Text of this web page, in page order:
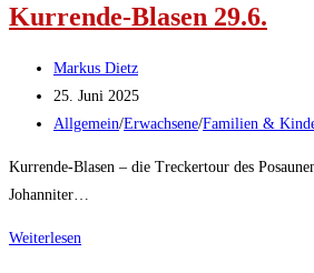
Kurrende-Blasen 29.6.
Beitrags-
Autor:
Markus Dietz
Beitrag
veröffentlicht:
25. Juni 2025
Beitrags-
Allgemein/Erwachsene/Familien &
Kurrende-Blasen – die Treckertour des
Johanniter…
Weiterlesen